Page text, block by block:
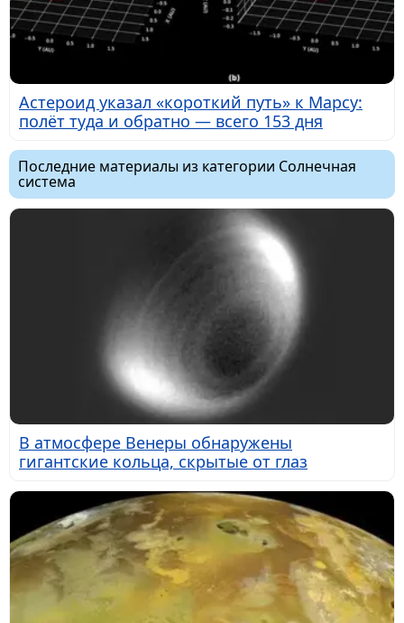
Астероид указал «короткий путь» к Марсу:
полёт туда и обратно — всего 153 дня
Последние материалы из категории Солнечная
система
В атмосфере Венеры обнаружены
гигантские кольца, скрытые от глаз